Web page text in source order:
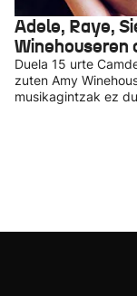
Adele, Raye,
Winehouseren
Duela 15 urte
zuten Amy
musikagintzak ez